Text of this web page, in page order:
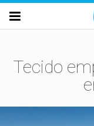
Passar para o conteúdo

Tecido